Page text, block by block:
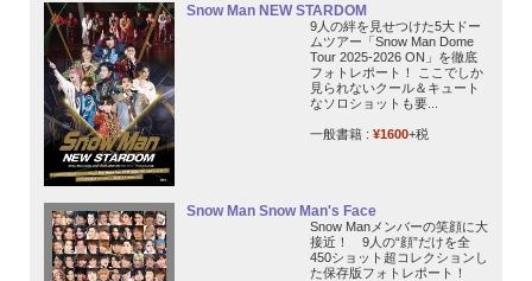
Snow Man NEW STARDOM
9人の絆を見せつけた5大ドー
ムツアー「Snow Man Dome
Tour 2025-2026 ON」を徹底
フォトレポート！ ここでしか
見られないクール＆キュート
なソロショットも要...
一般書籍 : ¥1600+税
Snow Man Snow Man's Face
Snow Manメンバーの笑顔に大
接近！ 9人の“顔”だけを全
450ショット超コレクションし
た保存版フォトレポート！